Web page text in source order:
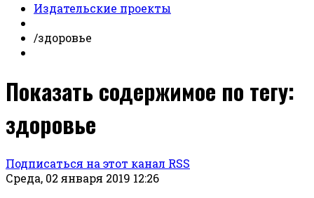
Издательские проекты
/здоровье
Показать содержимое по тегу:
здоровье
Подписаться на этот канал RSS
Среда, 02 января 2019 12:26